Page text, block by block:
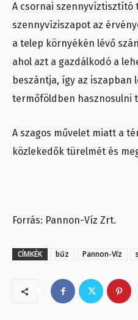
A csornai szennyvíztisztító
szennyvíziszapot az
a telep környékén lévő
ahol azt a gazdálkodó a
beszántja, így az iszapban
termőföldben hasznosulni
A szagos művelet miatt a
közlekedők türelmét és
Forrás: Pannon-Víz Zrt.
CÍMKÉK bűz Pannon-Víz